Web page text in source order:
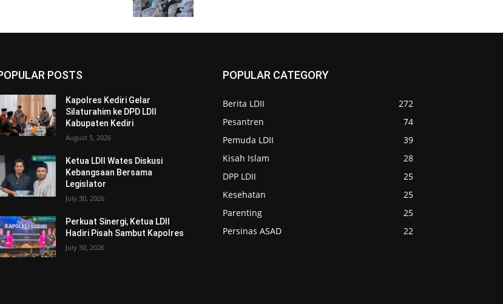
POSTS
Kapolres Kediri Gelar
Silaturahim ke DPD LDII
Kabupaten Kediri
August 5, 2026
Ketua LDII Wates Diskusi
Kebangsaan Bersama
Legislator
July 30, 2026
Perkuat Sinergi, Ketua LDII
Hadiri Pisah Sambut Kapolres
July 30, 2026
POPULAR CATEGORY
Berita LDII
272
Pesantren
74
Pemuda LDII
39
Kisah Islam
28
DPP LDII
25
Kesehatan
25
Parenting
25
Persinas ASAD
22